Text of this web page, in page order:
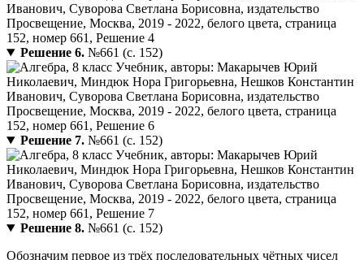
Решение 6.№661 (с. 152)
Решение 7.№661 (с. 152)
Решение 8.№661 (с. 152)
Обозначим первое из трёх последовательных чётных чисел